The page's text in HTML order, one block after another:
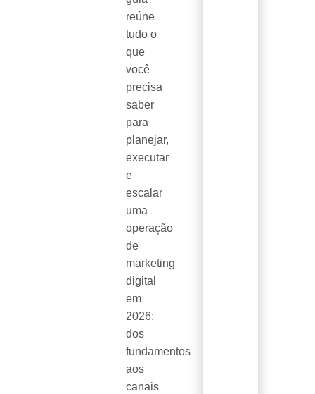
reúne
tudo o
que
você
precisa
saber
para
planejar,
executar
e
escalar
uma
operação
de
marketing
digital
em
2026:
dos
fundamentos
aos
canais